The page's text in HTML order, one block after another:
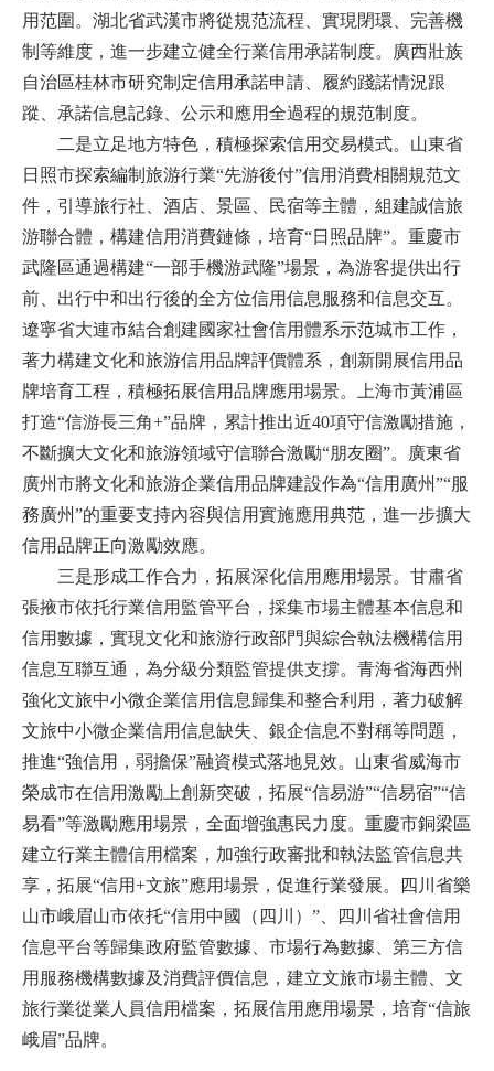
用范圍。湖北省武漢市將從規范流程、實現閉環、完善機
制等維度，進一步建立健全行業信用承諾制度。廣西壯族
自治區桂林市研究制定信用承諾申請、履約踐諾情況跟
蹤、承諾信息記錄、公示和應用全過程的規范制度。
二是立足地方特色，積極探索信用交易模式。山東省
日照市探索編制旅游行業“先游後付”信用消費相關規范文
件，引導旅行社、酒店、景區、民宿等主體，組建誠信旅
游聯合體，構建信用消費鏈條，培育“日照品牌”。重慶市
武隆區通過構建“一部手機游武隆”場景，為游客提供出行
前、出行中和出行後的全方位信用信息服務和信息交互。
遼寧省大連市結合創建國家社會信用體系示范城市工作，
著力構建文化和旅游信用品牌評價體系，創新開展信用品
牌培育工程，積極拓展信用品牌應用場景。上海市黃浦區
打造“信游長三角+”品牌，累計推出近40項守信激勵措施，
不斷擴大文化和旅游領域守信聯合激勵“朋友圈”。廣東省
廣州市將文化和旅游企業信用品牌建設作為“信用廣州”“服
務廣州”的重要支持內容與信用實施應用典范，進一步擴大
信用品牌正向激勵效應。
三是形成工作合力，拓展深化信用應用場景。甘肅省
張掖市依托行業信用監管平台，採集市場主體基本信息和
信用數據，實現文化和旅游行政部門與綜合執法機構信用
信息互聯互通，為分級分類監管提供支撐。青海省海西州
強化文旅中小微企業信用信息歸集和整合利用，著力破解
文旅中小微企業信用信息缺失、銀企信息不對稱等問題，
推進“強信用，弱擔保”融資模式落地見效。山東省威海市
榮成市在信用激勵上創新突破，拓展“信易游”“信易宿”“信
易看”等激勵應用場景，全面增強惠民力度。重慶市銅梁區
建立行業主體信用檔案，加強行政審批和執法監管信息共
享，拓展“信用+文旅”應用場景，促進行業發展。四川省樂
山市峨眉山市依托“信用中國（四川）”、四川省社會信用
信息平台等歸集政府監管數據、市場行為數據、第三方信
用服務機構數據及消費評價信息，建立文旅市場主體、文
旅行業從業人員信用檔案，拓展信用應用場景，培育“信旅
峨眉”品牌。